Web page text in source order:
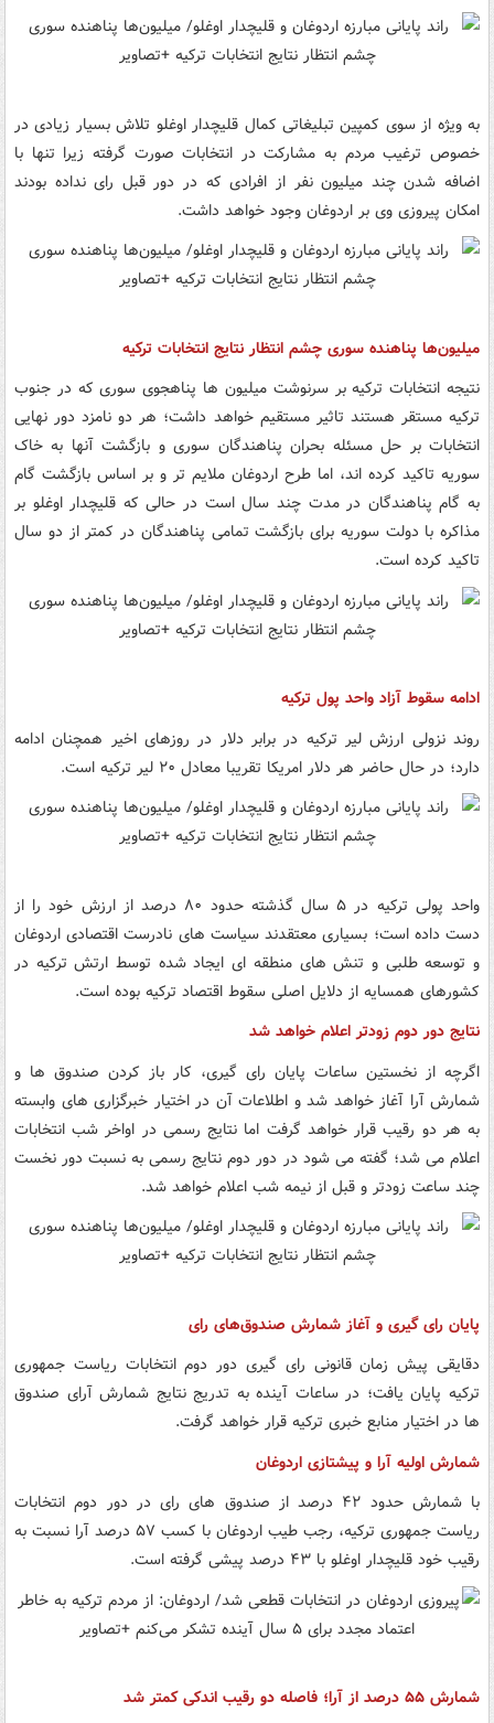
به ویژه از سوی کمپین تبلیغاتی کمال قلیچدار اوغلو تلاش بسیار زیادی در
خصوص ترغیب مردم به مشارکت در انتخابات صورت گرفته زیرا تنها با
اضافه شدن چند میلیون نفر از افرادی که در دور قبل رای نداده بودند
امکان پیروزی وی بر اردوغان وجود خواهد داشت.
میلیون‌ها پناهنده سوری چشم انتظار نتایج انتخابات ترکیه
نتیجه انتخابات ترکیه بر سرنوشت میلیون ها پناهجوی سوری که در جنوب
ترکیه مستقر هستند تاثیر مستقیم خواهد داشت؛ هر دو نامزد دور نهایی
انتخابات بر حل مسئله بحران پناهندگان سوری و بازگشت آنها به خاک
سوریه تاکید کرده اند، اما طرح اردوغان ملایم تر و بر اساس بازگشت گام
به گام پناهندگان در مدت چند سال است در حالی که قلیچدار اوغلو بر
مذاکره با دولت سوریه برای بازگشت تمامی پناهندگان در کمتر از دو سال
تاکید کرده است.
ادامه سقوط آزاد واحد پول ترکیه
روند نزولی ارزش لیر ترکیه در برابر دلار در روزهای اخیر همچنان ادامه
دارد؛ در حال حاضر هر دلار امریکا تقریبا معادل ۲۰ لیر ترکیه است.
واحد پولی ترکیه در ۵ سال گذشته حدود ۸۰ درصد از ارزش خود را از
دست داده است؛ بسیاری معتقدند سیاست های نادرست اقتصادی اردوغان
و توسعه طلبی و تنش های منطقه ای ایجاد شده توسط ارتش ترکیه در
کشورهای همسایه از دلایل اصلی سقوط اقتصاد ترکیه بوده است.
نتایج دور دوم زودتر اعلام خواهد شد
اگرچه از نخستین ساعات پایان رای گیری، کار باز کردن صندوق ها و
شمارش آرا آغاز خواهد شد و اطلاعات آن در اختیار خبرگزاری های وابسته
به هر دو رقیب قرار خواهد گرفت اما نتایج رسمی در اواخر شب انتخابات
اعلام می شد؛ گفته می شود در دور دوم نتایج رسمی به نسبت دور نخست
چند ساعت زودتر و قبل از نیمه شب اعلام خواهد شد.
پایان رای گیری و آغاز شمارش صندوق‌های رای
دقایقی پیش زمان قانونی رای گیری دور دوم انتخابات ریاست جمهوری
ترکیه پایان یافت؛ در ساعات آینده به تدریج نتایج شمارش آرای صندوق
ها در اختیار منابع خبری ترکیه قرار خواهد گرفت.
شمارش اولیه آرا و پیشتازی اردوغان
با شمارش حدود ۴۲ درصد از صندوق های رای در دور دوم انتخابات
ریاست جمهوری ترکیه، رجب طیب اردوغان با کسب ۵۷ درصد آرا نسبت به
رقیب خود قلیچدار اوغلو با ۴۳ درصد پیشی گرفته است.
شمارش ۵۵ درصد از آرا؛ فاصله دو رقیب اندکی کمتر شد